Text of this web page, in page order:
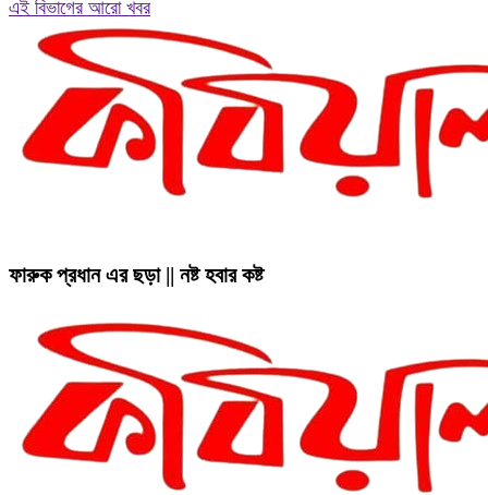
এই বিভাগের আরো খবর
ফারুক প্রধান এর ছড়া || নষ্ট হবার কষ্ট